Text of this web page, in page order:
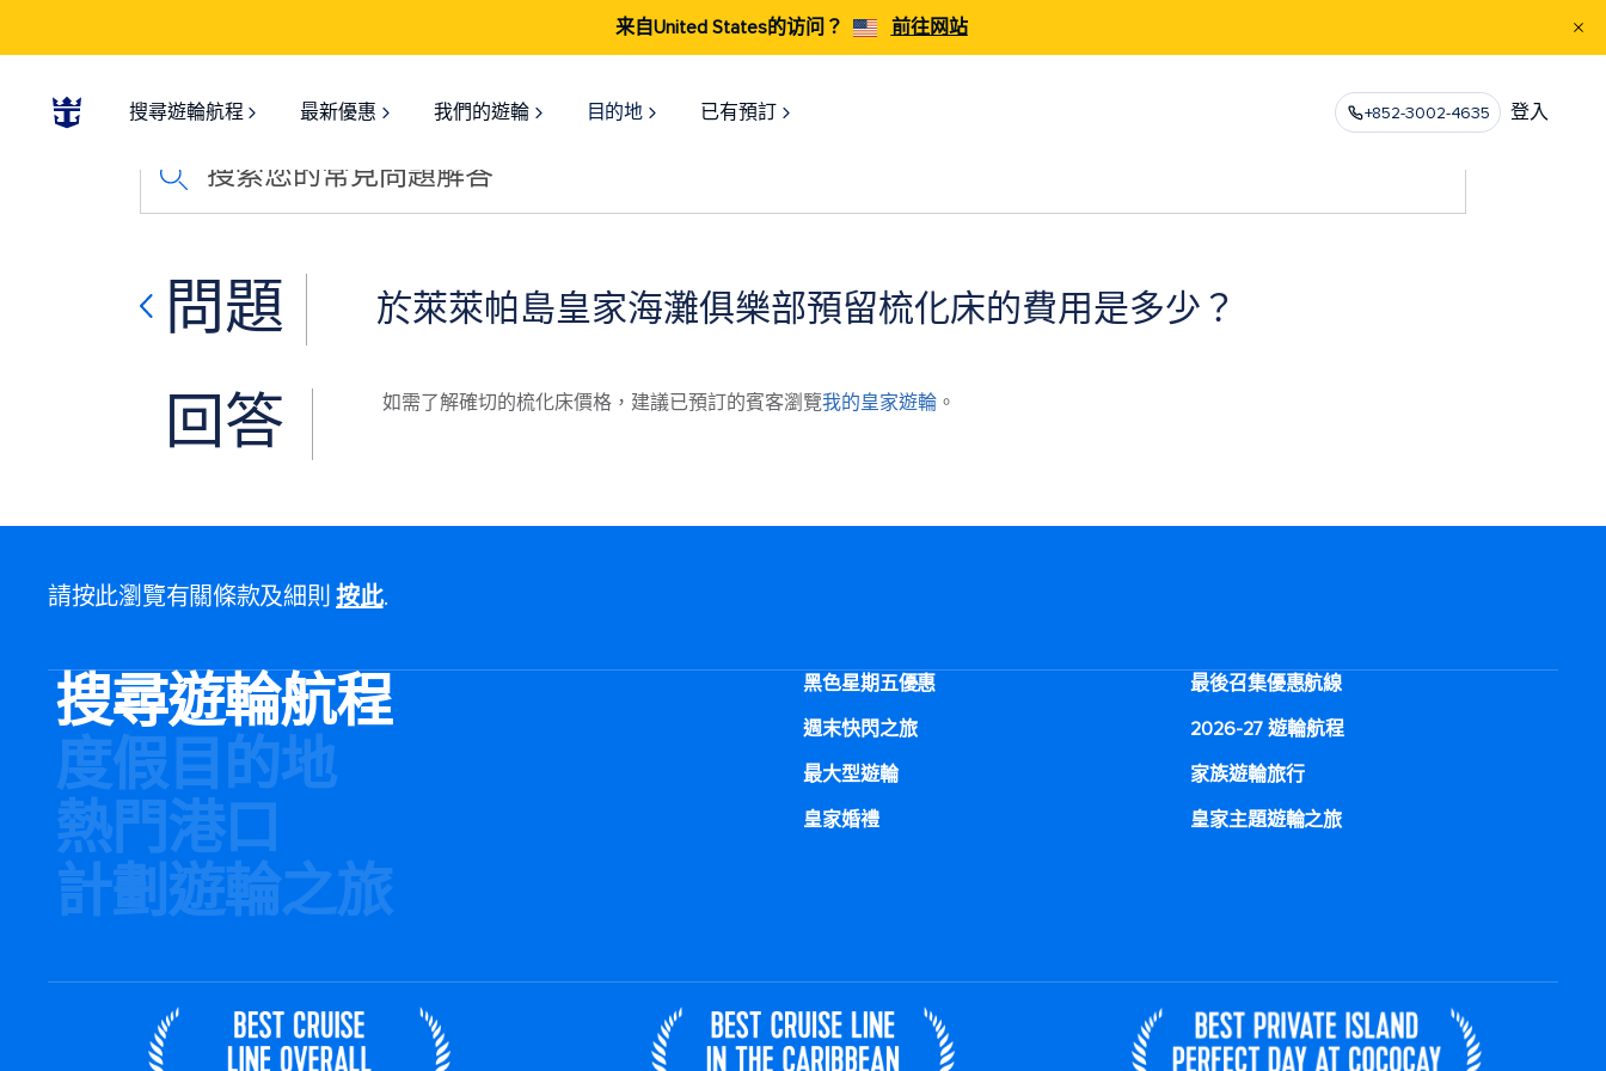
来自United States的访问？ 前往网站
搜尋遊輪航程 最新優惠 我們的遊輪 目的地 已有預訂 +852-3002-4635 登入
搜索您的常見問題解答
問題 於萊萊帕島皇家海灘俱樂部預留梳化床的費用是多少？
回答 如需了解確切的梳化床價格，建議已預訂的賓客瀏覽我的皇家遊輪。
請按此瀏覽有關條款及細則按此.
搜尋遊輪航程
度假目的地
熱門港口
計劃遊輪之旅
黑色星期五優惠
最後召集優惠航線
週末快閃之旅
2026-27 遊輪航程
最大型遊輪
家族遊輪旅行
皇家婚禮
皇家主題遊輪之旅